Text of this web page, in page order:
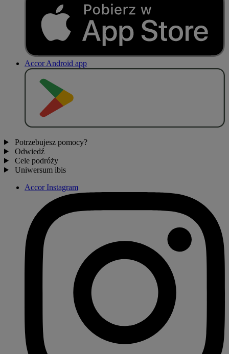
Accor Android app
Potrzebujesz pomocy?
Odwiedź
Cele podróży
Uniwersum ibis
Accor Instagram